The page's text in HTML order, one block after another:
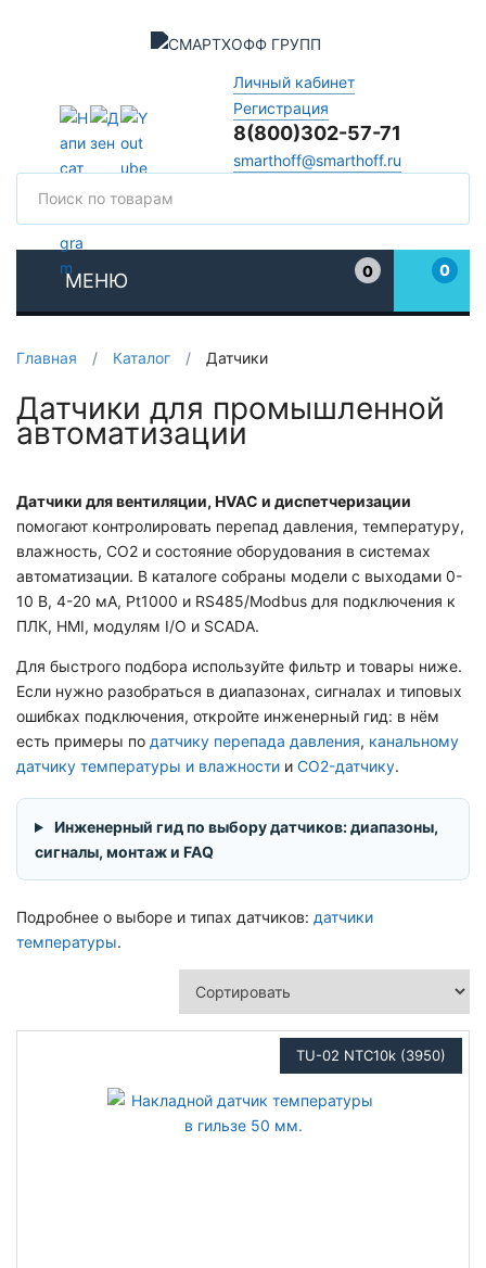
Личный кабинет
Регистрация
8(800)302-57-71
smarthoff@smarthoff.ru
МЕНЮ
0
0
Главная / Каталог / Датчики
Датчики для промышленной
автоматизации
Датчики для вентиляции, HVAC и диспетчеризации
помогают контролировать перепад давления, температуру,
влажность, CO2 и состояние оборудования в системах
автоматизации. В каталоге собраны модели с выходами 0-
10 В, 4-20 мА, Pt1000 и RS485/Modbus для подключения к
ПЛК, HMI, модулям I/O и SCADA.
Для быстрого подбора используйте фильтр и товары ниже.
Если нужно разобраться в диапазонах, сигналах и типовых
ошибках подключения, откройте инженерный гид: в нём
есть примеры по датчику перепада давления, канальному
датчику температуры и влажности и CO2-датчику.
Инженерный гид по выбору датчиков: диапазоны,
сигналы, монтаж и FAQ
Подробнее о выборе и типах датчиков: датчики
температуры.
TU-02 NTC10k (3950)